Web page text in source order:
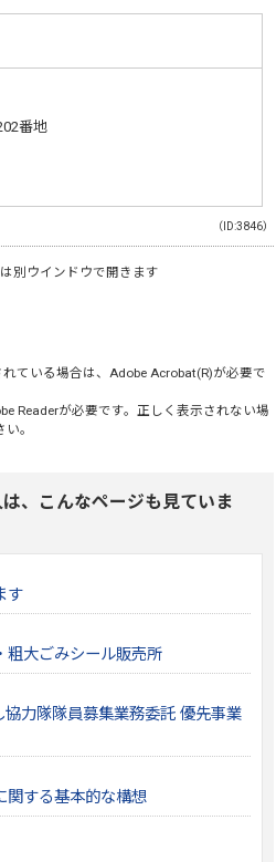
番地
（ID:3846）
別ウインドウで開きます
ている場合は、Adobe Acrobat(R)が必要で
Readerが必要です。正しく表示されない場
。
、こんなページも見ていま
す
粗大ごみシール販売所
力隊隊員募集業務委託 優先事業
関する基本的な構想